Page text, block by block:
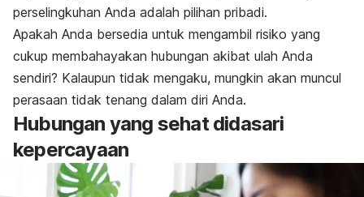
perselingkuhan Anda adalah pilihan pribadi.
Apakah Anda bersedia untuk mengambil risiko yang
cukup membahayakan hubungan akibat ulah Anda
sendiri? Kalaupun tidak mengaku, mungkin akan muncul
perasaan tidak tenang dalam diri Anda.
Hubungan yang sehat didasari
kepercayaan